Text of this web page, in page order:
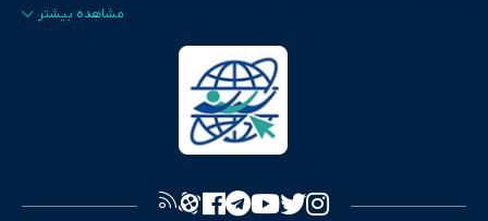
ایران و جهان را در قالب‌های ویدیو، پادکست، متن و گزارش‌های تحلیلی
پایش می‌کند. این رسانه به عنوان منبعی دقیق و قابل اعتماد، فراتر از
اطلاع‌رسانی صرف، به تبیین سیاست‌ها و کارکردهای بازارهای مالی،
سرمایه‌گذاری، تجارت و حوزه‌های نوظهور می‌پردازد. اکوایران با پایبندی
به اصول «انصاف، امانت و صداقت»، بستری برای انعکاس آراء متنوع
تصویری شفاف از واقعیت‌های اقتصادی ارائه دهد. ما در اکوایران با